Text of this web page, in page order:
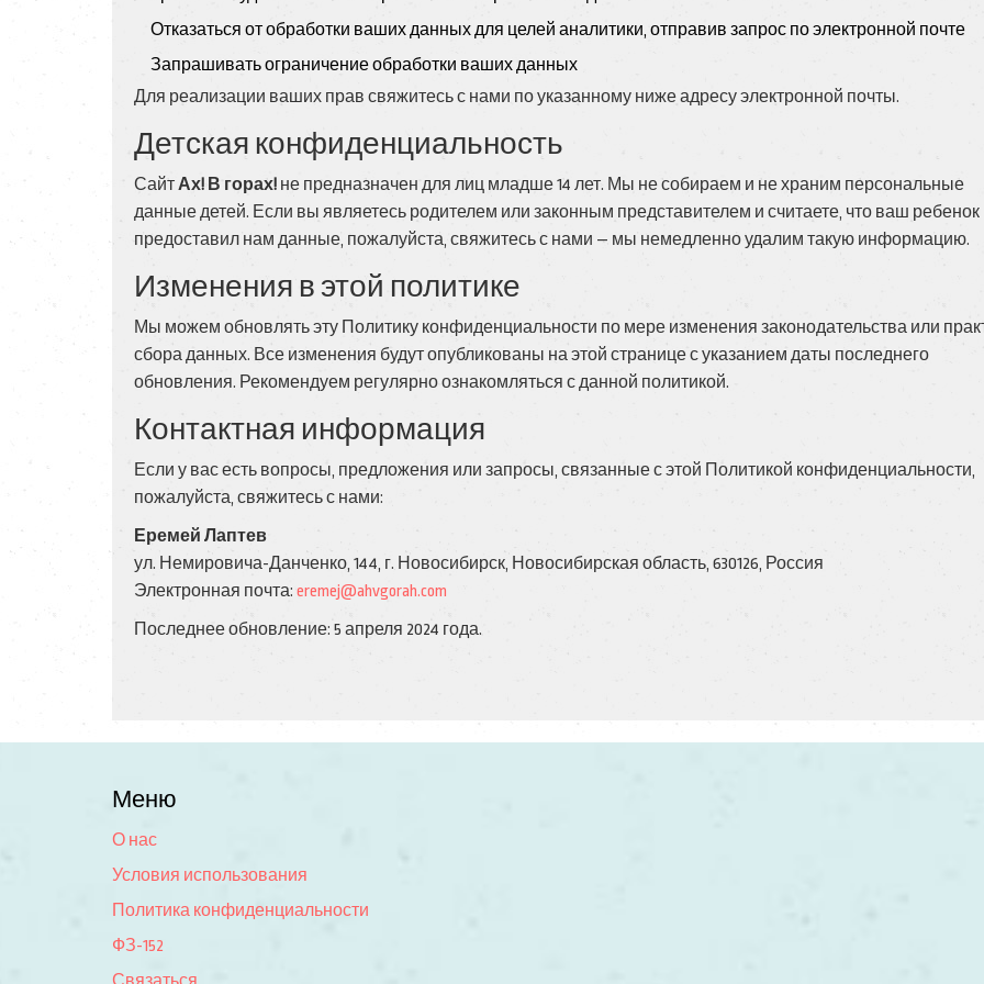
Отказаться от обработки ваших данных для целей аналитики, отправив запрос по электронной почте
Запрашивать ограничение обработки ваших данных
Для реализации ваших прав свяжитесь с нами по указанному ниже адресу электронной почты.
Детская конфиденциальность
СайтАх! В горах! не предназначен для лиц младше 14 лет. Мы не собираем и не храним персональные
данные детей. Если вы являетесь родителем или законным представителем и считаете, что ваш ребенок
предоставил нам данные, пожалуйста, свяжитесь с нами — мы немедленно удалим такую информацию.
Изменения в этой политике
Мы можем обновлять эту Политику конфиденциальности по мере изменения законодательства или
сбора данных. Все изменения будут опубликованы на этой странице с указанием даты последнего
обновления. Рекомендуем регулярно ознакомляться с данной политикой.
Контактная информация
Если у вас есть вопросы, предложения или запросы, связанные с этой Политикой конфиденциальности,
пожалуйста, свяжитесь с нами:
Еремей Лаптев
ул. Немировича-Данченко, 144, г. Новосибирск, Новосибирская область, 630126, Россия
Электронная почта: eremej@ahvgorah.com
Последнее обновление: 5 апреля 2024 года.
Меню
О нас
Условия использования
Политика конфиденциальности
ФЗ-152